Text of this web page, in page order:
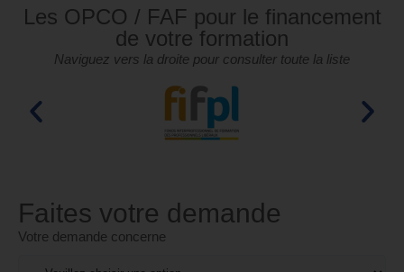
Les OPCO / FAF pour le financement
de votre formation
Naviguez vers la droite pour consulter toute la liste
Faites votre demande
Votre demande concerne